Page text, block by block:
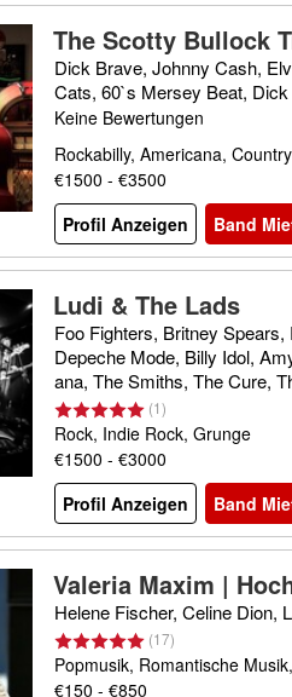
The Scotty Bullock
Dick Brave, Johnny Cash,
Cats, 60`s Mersey Beat,
Keine Bewertungen
Rockabilly, Americana, Country
€1500 - €3500
Profil Anzeigen
Band
Ludi & The Lads
Foo Fighters, Britney
Depeche Mode, Billy Idol,
ana, The Smiths, The Cure,
(1)
Rock, Indie Rock, Grunge
€1500 - €3000
Profil Anzeigen
Band
Valeria Maxim |
n für Events
Helene Fischer, Celine Dion,
(17)
Popmusik, Romantische
€150 - €850